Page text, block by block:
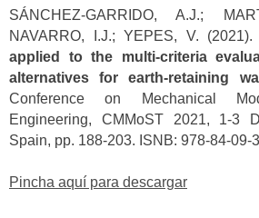
SÁNCHEZ-GARRIDO, A.J.;
NAVARRO, I.J.; YEPES, V. (2021).
applied to the multi-criteria
alternatives for earth-retaining
Conference on Mechanical
Engineering, CMMoST 2021, 1-3
Spain, pp. 188-203. ISNB: 978-84-09-
Pincha aquí para descargar